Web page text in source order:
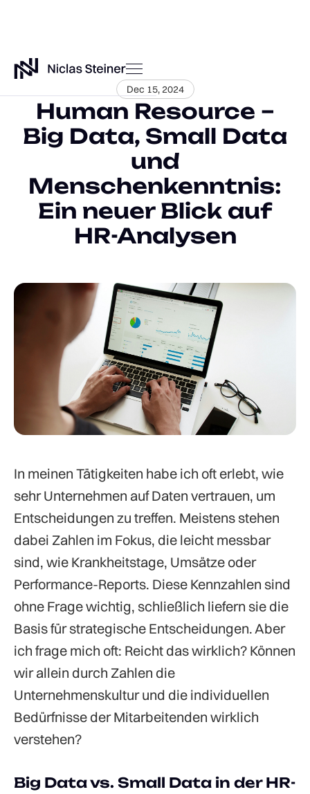
Dec 15, 2024
Human Resource –
Big Data, Small Data
und
Menschenkenntnis:
Ein neuer Blick auf
HR-Analysen
In meinen Tätigkeiten habe ich oft erlebt, wie
sehr Unternehmen auf Daten vertrauen, um
Entscheidungen zu treffen. Meistens stehen
dabei Zahlen im Fokus, die leicht messbar
sind, wie Krankheitstage, Umsätze oder
Performance-Reports. Diese Kennzahlen sind
ohne Frage wichtig, schließlich liefern sie die
Basis für strategische Entscheidungen. Aber
ich frage mich oft: Reicht das wirklich? Können
wir allein durch Zahlen die
Unternehmenskultur und die individuellen
Bedürfnisse der Mitarbeitenden wirklich
verstehen?
Big Data vs. Small Data in der HR-